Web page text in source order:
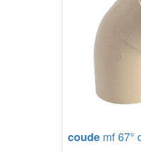
coude mf 67°